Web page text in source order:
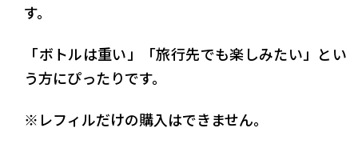
す。
「ボトルは重い」「旅行先でも楽しみたい」とい
う方にぴったりです。
※レフィルだけの購入はできません。